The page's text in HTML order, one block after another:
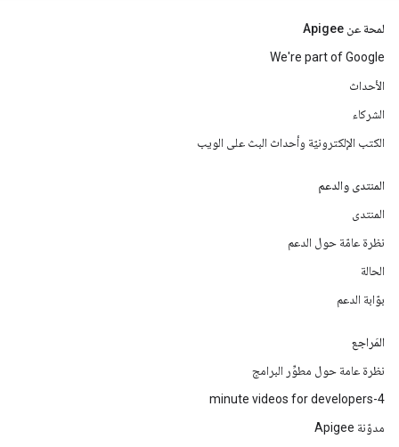
لمحة عن Apigee
We're part of Google
الأحداث
الشركاء
الكتب الإلكترونيّة وأحداث البث على الويب
المنتدى والدعم
المنتدى
نظرة عامّة حول الدعم
الحالة
بوّابة الدعم
المَراجع
نظرة عامة حول مطوِّر البرامج
4-minute videos for developers
مدوّنة Apigee